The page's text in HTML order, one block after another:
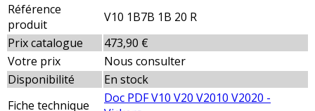
Référence
produit
V10 1B7B 1B 20 R
Prix catalogue
473,90 €
Votre prix
Nous consulter
Disponibilité
En stock
Fiche technique
Doc PDF V10 V20 V2010 V2020 -